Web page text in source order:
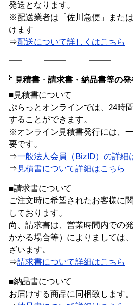
発送となります。
※配送業者は「佐川急便」また
けます
⇒配送について詳しくはこちら
見積書・請求書・納品書等の
■見積書について
ぷらっとオンラインでは、24時
することができます。
※オンライン見積書発行には、
要です。
⇒一般法人会員（BizID）の詳細
⇒ 見積書について詳細はこちら
■請求書について
ご注文時に希望されたお客様に
しております。
尚、請求書は、営業時間内での
かかる場合等）によりましては
ざいます。
⇒請求書について詳細はこちら
■納品書について
お届けする商品に同梱致します。